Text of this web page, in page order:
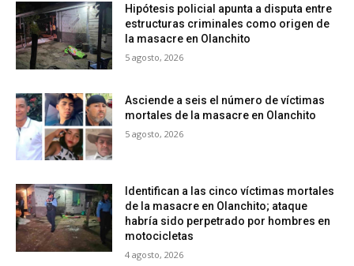
Hipótesis policial apunta a disputa entre
estructuras criminales como origen de
la masacre en Olanchito
5 agosto, 2026
Asciende a seis el número de víctimas
mortales de la masacre en Olanchito
5 agosto, 2026
Identifican a las cinco víctimas mortales
de la masacre en Olanchito; ataque
habría sido perpetrado por hombres en
motocicletas
4 agosto, 2026